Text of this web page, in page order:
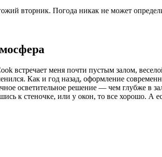
вторник. Погода никак не может
встречает меня почти пустым залом,
Как и год назад, оформление
осветительное решение — чем глубже в
к стеночке, или у окон, то все хорошо. А